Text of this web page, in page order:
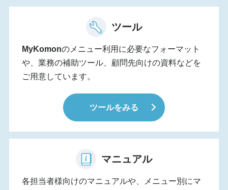
ツール
MyKomonのメニュー利用に必要なフォーマット
や、業務の補助ツール、顧問先向けの資料などを
ご用意しています。
ツールをみる
マニュアル
各担当者様向けのマニュアルや、メニュー別にマ